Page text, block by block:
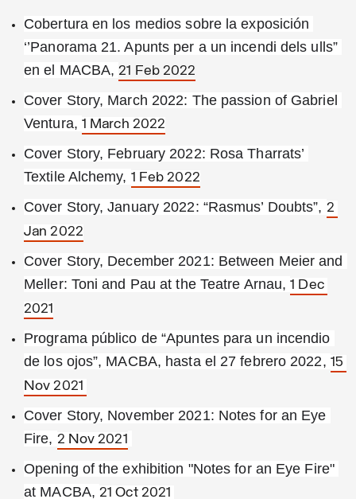
Cobertura en los medios sobre la exposición
‘’Panorama 21. Apunts per a un incendi dels ulls”
en el MACBA, 21 Feb 2022
Cover Story, March 2022: The passion of Gabriel
Ventura, 1 March 2022
Cover Story, February 2022: Rosa Tharrats’
Textile Alchemy, 1 Feb 2022
Cover Story, January 2022: “Rasmus’ Doubts”, 2
Jan 2022
Cover Story, December 2021: Between Meier and
Meller: Toni and Pau at the Teatre Arnau, 1 Dec
2021
Programa público de “Apuntes para un incendio
de los ojos”, MACBA, hasta el 27 febrero 2022, 15
Nov 2021
Cover Story, November 2021: Notes for an Eye
Fire, 2 Nov 2021
Opening of the exhibition "Notes for an Eye Fire"
at MACBA, 21 Oct 2021